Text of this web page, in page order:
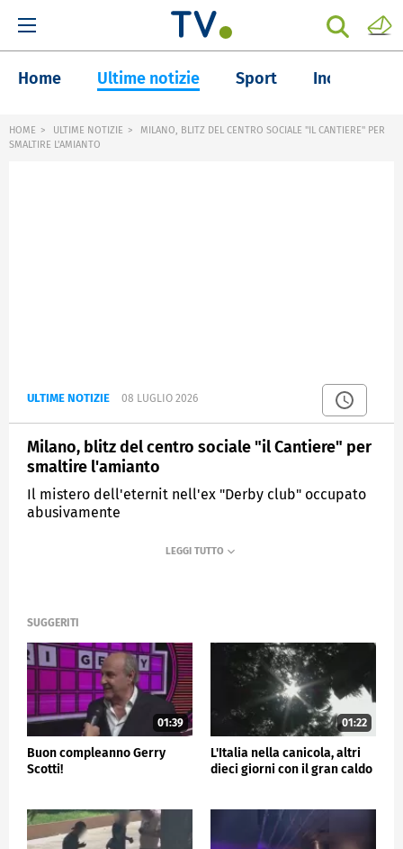
Home Ultime notizie Sport Inchieste
HOME ULTIME NOTIZIE
MILANO, BLITZ DEL CENTRO SOCIALE "IL CANTIERE" PER
SMALTIRE L'AMIANTO
ULTIME NOTIZIE 08 LUGLIO 2026
Milano, blitz del centro sociale "il Cantiere" per
smaltire l'amianto
Il mistero dell'eternit nell'ex "Derby club" occupato
abusivamente
SUGGERITI
01:39
Buon compleanno Gerry
Scotti!
01:22
L'Italia nella canicola, altri
dieci giorni con il gran caldo